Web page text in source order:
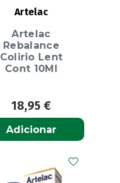
Artelac
Artelac
Rebalance
Colirio Lent
Cont 10Ml
18,95 €
Adicionar